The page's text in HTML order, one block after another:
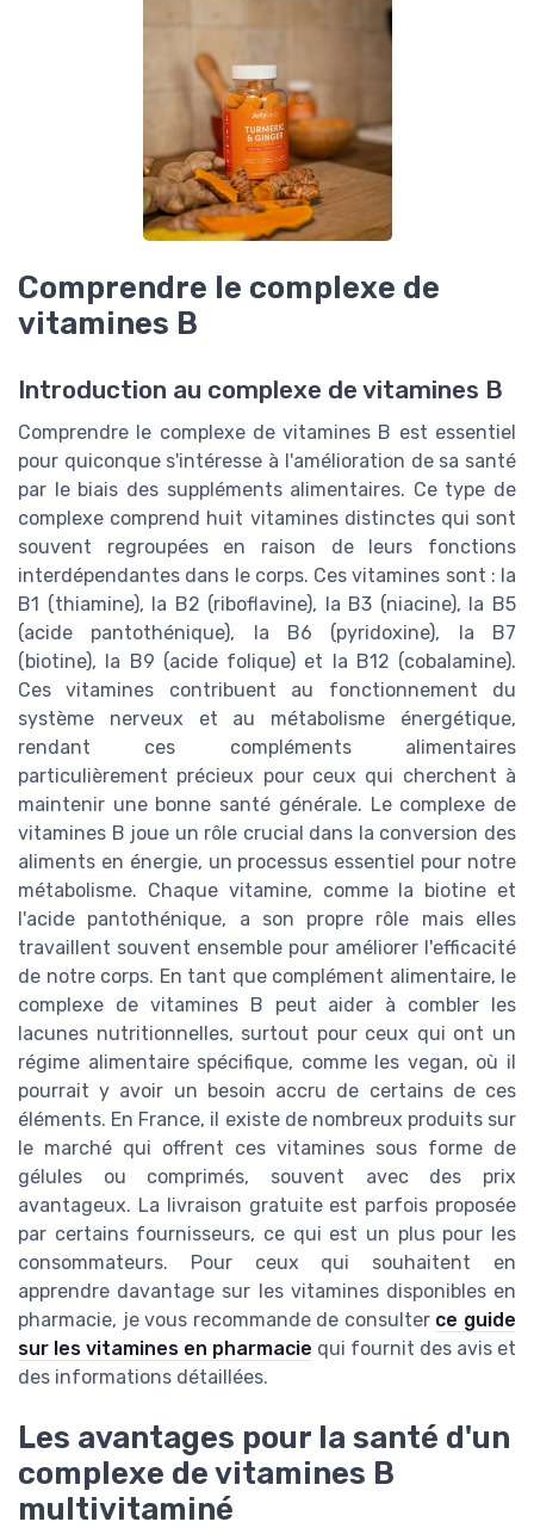
Comprendre le complexe de
vitamines B
Introduction au complexe de vitamines B
Comprendre le complexe de vitamines B est essentiel
pour quiconque s'intéresse à l'amélioration de sa santé
par le biais des suppléments alimentaires. Ce type de
complexe comprend huit vitamines distinctes qui sont
souvent regroupées en raison de leurs fonctions
interdépendantes dans le corps. Ces vitamines sont : la
B1 (thiamine), la B2 (riboflavine), la B3 (niacine), la B5
(acide pantothénique), la B6 (pyridoxine), la B7
(biotine), la B9 (acide folique) et la B12 (cobalamine).
Ces vitamines contribuent au fonctionnement du
système nerveux et au métabolisme énergétique,
rendant ces compléments alimentaires
particulièrement précieux pour ceux qui cherchent à
maintenir une bonne santé générale. Le complexe de
vitamines B joue un rôle crucial dans la conversion des
aliments en énergie, un processus essentiel pour notre
métabolisme. Chaque vitamine, comme la biotine et
l'acide pantothénique, a son propre rôle mais elles
travaillent souvent ensemble pour améliorer l'efficacité
de notre corps. En tant que complément alimentaire, le
complexe de vitamines B peut aider à combler les
lacunes nutritionnelles, surtout pour ceux qui ont un
régime alimentaire spécifique, comme les vegan, où il
pourrait y avoir un besoin accru de certains de ces
éléments. En France, il existe de nombreux produits sur
le marché qui offrent ces vitamines sous forme de
gélules ou comprimés, souvent avec des prix
avantageux. La livraison gratuite est parfois proposée
par certains fournisseurs, ce qui est un plus pour les
consommateurs. Pour ceux qui souhaitent en
apprendre davantage sur les vitamines disponibles en
pharmacie, je vous recommande de consulter ce guide
sur les vitamines en pharmacie qui fournit des avis et
des informations détaillées.
Les avantages pour la santé d'un
complexe de vitamines B
multivitaminé